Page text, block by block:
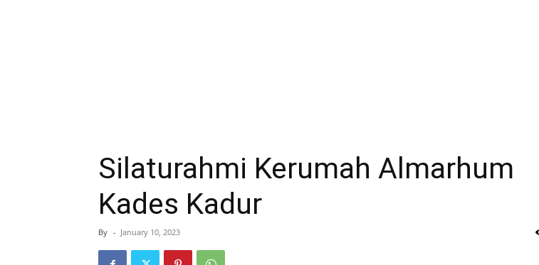
Silaturahmi Kerumah Almarhum
Kades Kadur
By - January 10, 2023